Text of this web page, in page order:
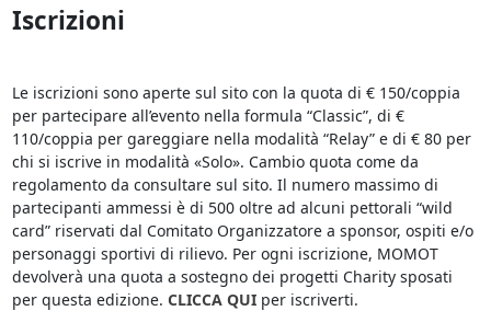
Iscrizioni
Le iscrizioni sono aperte sul sito con la quota di € 150/coppia
per partecipare all’evento nella formula “Classic”, di €
110/coppia per gareggiare nella modalità “Relay” e di € 80 per
chi si iscrive in modalità «Solo». Cambio quota come da
regolamento da consultare sul sito. Il numero massimo di
partecipanti ammessi è di 500 oltre ad alcuni pettorali “wild
card” riservati dal Comitato Organizzatore a sponsor, ospiti e/o
personaggi sportivi di rilievo. Per ogni iscrizione, MOMOT
devolverà una quota a sostegno dei progetti Charity sposati
per questa edizione. CLICCA QUIper iscriverti.